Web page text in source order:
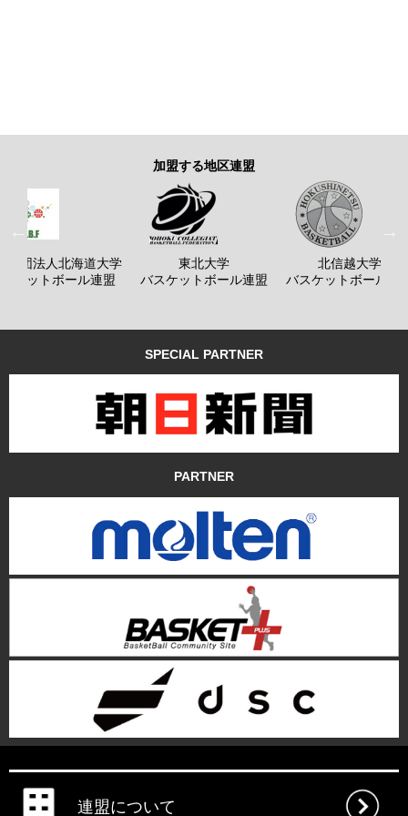
加盟する地区連盟
社団法人北海道大学
ケットボール連盟
東北大学
バスケットボール連盟
北信越大学
バスケットボール連
SPECIAL PARTNER
PARTNER
連盟について